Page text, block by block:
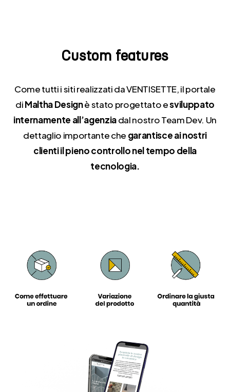
Custom features
Come tutti i siti realizzati da VENTISETTE, il portale
diMaltha Designè stato progettato esviluppato
internamente all’agenziadal nostro Team Dev. Un
dettaglio importante che garantisce ai nostri
clienti il pieno controllo nel tempo della
tecnologia.